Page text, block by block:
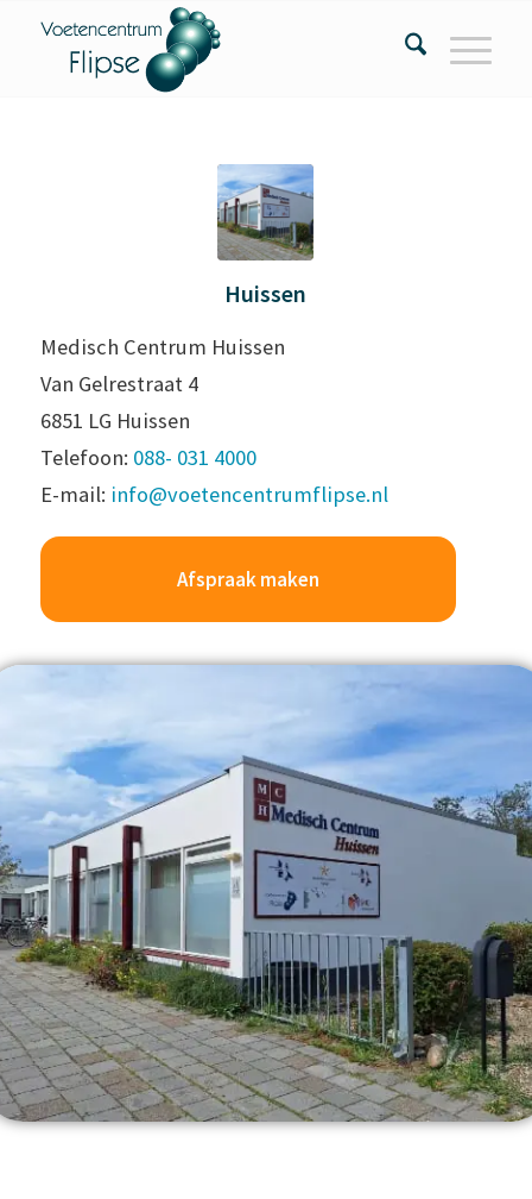
Huissen
Medisch Centrum Huissen
Van Gelrestraat 4
6851 LG Huissen
Telefoon: 088- 031 4000
E-mail: info@voetencentrumflipse.nl
Afspraak maken